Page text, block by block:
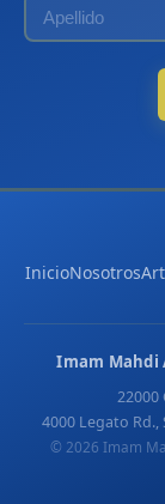
InicioNosotros
Imam Mahdi
22000
4000 Legato Rd.,
© 2026 Imam